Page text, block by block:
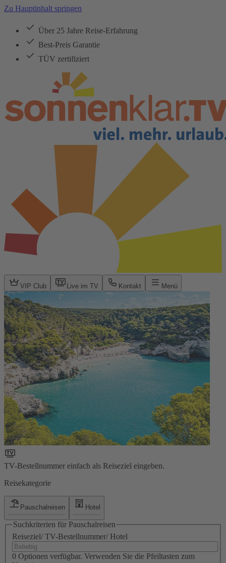
Zu Hauptinhalt springen
Über 25 Jahre Reise-Erfahrung
Best-Preis Garantie
TÜV zertifiziert
VIP Club Live im TV Kontakt Menü
TV-Bestellnummer einfach als Reiseziel eingeben.
Reisekategorie
Pauschalreisen Hotel
Suchkriterien für Pauschalreisen
Reiseziel/ TV-Bestellnummer/ Hotel
0 Optionen verfügbar. Verwenden Sie die Pfeiltasten zum